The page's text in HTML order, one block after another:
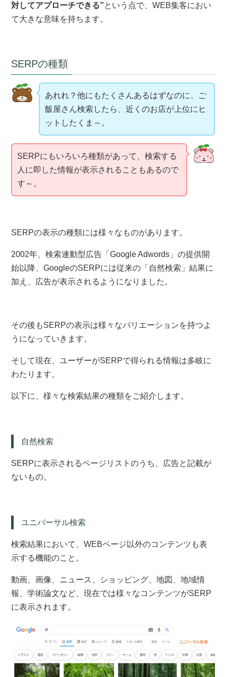
対してアプローチできる”という点で、WEB集客におい
て大きな意味を持ちます。
SERPの種類
あれれ？他にもたくさんあるはずなのに、ご
飯屋さん検索したら、近くのお店が上位にヒ
ットしたくま～。
SERPにもいろいろ種類があって、検索する
人に即した情報が表示されることもあるので
す～。
SERPの表示の種類には様々なものがあります。
2002年、検索連動型広告「Google Adwords」の提供開
始以降、GoogleのSERPには従来の「自然検索」結果に
加え、広告が表示されるようになりました。
その後もSERPの表示は様々なバリエーションを持つよ
うになっていきます。
そして現在、ユーザーがSERPで得られる情報は多岐に
わたります。
以下に、様々な検索結果の種類をご紹介します。
自然検索
SERPに表示されるページリストのうち、広告と記載が
ないもの。
ユニバーサル検索
検索結果において、WEBページ以外のコンテンツも表
示する機能のこと。
動画、画像、ニュース、ショッピング、地図、地域情
報、学術論文など、現在では様々なコンテンツがSERP
に表示されます。